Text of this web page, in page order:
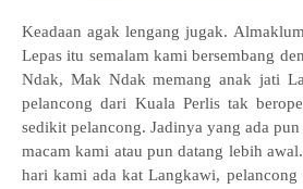
Keadaan agak lengang jugak.
Lepas itu semalam kami bersembang
Ndak, Mak Ndak memang anak jati
pelancong dari Kuala Perlis tak
sedikit pelancong. Jadinya yang ada
macam kami atau pun datang lebih
hari kami ada kat Langkawi, pelancong